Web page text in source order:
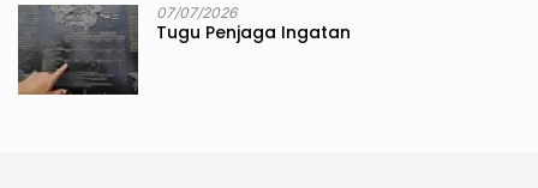
07/07/2026
Tugu Penjaga Ingatan